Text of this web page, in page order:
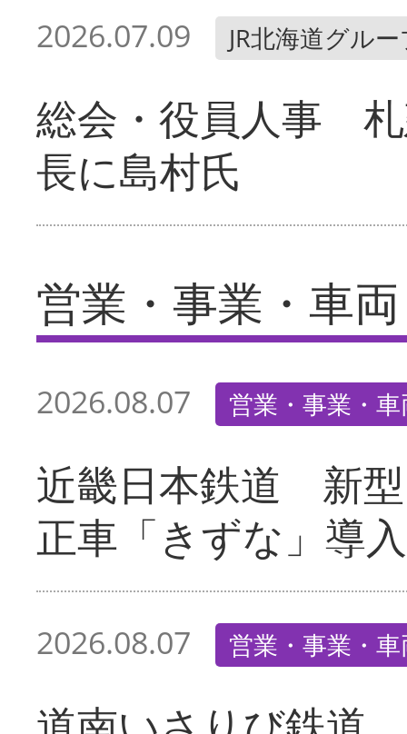
2026.07.09 JR北海道グル
総会・役員人事
長に島村氏
営業・事業・車両
2026.08.07 営業・事業・
近畿日本鉄道 新
正車「きずな」導入
2026.08.07 営業・事業・